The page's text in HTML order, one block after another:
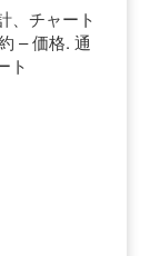
、チャート
– 価格. 通
ト